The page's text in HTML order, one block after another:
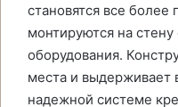
становятся все
монтируются на
оборудования.
места и выдерживает
надежной системе